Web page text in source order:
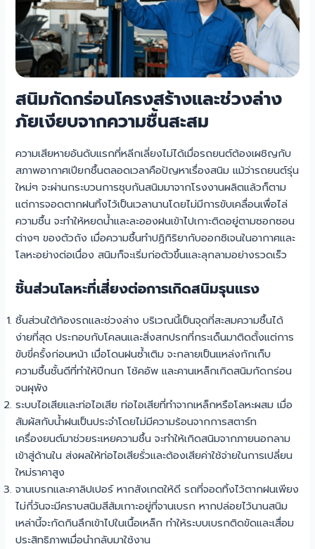
สนิมกัดกร่อนโครงสร้างและช่วงล่าง
ภัยเงียบจากความชื้นสะสม
ความเสียหายอันดับแรกที่หลีกเลี่ยงไม่ได้เมื่อรถยนต์ต้องเผชิญกับ
สภาพอากาศเปียกชื้นตลอดเวลาคือปัญหาเรื่องสนิม แม้ว่ารถยนต์รุ่น
ใหม่ๆ จะผ่านกระบวนการชุบกันสนิมมาจากโรงงานผลิตแล้วก็ตาม
แต่การจอดตากฝนทิ้งไว้เป็นเวลานานโดยไม่มีการขับเคลื่อนเพื่อไล่
ความชื้น จะทำให้หยดน้ำและละอองฝนเข้าไปเกาะติดอยู่ตามซอกซอน
ต่างๆ ของตัวถัง เมื่อความชื้นทำปฏิกิริยากับออกซิเจนในอากาศและ
โลหะอย่างต่อเนื่อง สนิมก็จะเริ่มก่อตัวขึ้นและลุกลามอย่างรวดเร็ว
ชิ้นส่วนโลหะที่เสี่ยงต่อการเกิดสนิมรุนแรง
ชิ้นส่วนใต้ท้องรถและช่วงล่าง บริเวณนี้เป็นจุดที่สะสมความชื้นได้
ง่ายที่สุด ประกอบกับโคลนและสิ่งสกปรกที่กระเด็นมาติดตั้งแต่การ
ขับขี่ครั้งก่อนหน้า เมื่อโดนฝนซ้ำเติม จะกลายเป็นแหล่งกักเก็บ
ความชื้นชั้นดีที่ทำให้ปีกนก โช้คอัพ และคานเหล็กเกิดสนิมกัดกร่อน
จนผุพัง
ระบบไอเสียและท่อไอเสีย ท่อไอเสียที่ทำจากเหล็กหรือโลหะผสม เมื่อ
สัมผัสกับน้ำฝนเป็นประจำโดยไม่มีความร้อนจากการสตาร์ท
เครื่องยนต์มาช่วยระเหยความชื้น จะทำให้เกิดสนิมจากภายนอกลาม
เข้าสู่ด้านใน ส่งผลให้ท่อไอเสียรั่วและต้องเสียค่าใช้จ่ายในการเปลี่ยน
ใหม่ราคาสูง
จานเบรกและคาลิปเปอร์ หากสังเกตให้ดี รถที่จอดทิ้งไว้ตากฝนเพียง
ไม่กี่วันจะมีคราบสนิมสีส้มเกาะอยู่ที่จานเบรก หากปล่อยไว้นานสนิม
เหล่านี้จะกัดกินลึกเข้าไปในเนื้อเหล็ก ทำให้ระบบเบรกติดขัดและเสื่อม
ประสิทธิภาพเมื่อนำกลับมาใช้งาน